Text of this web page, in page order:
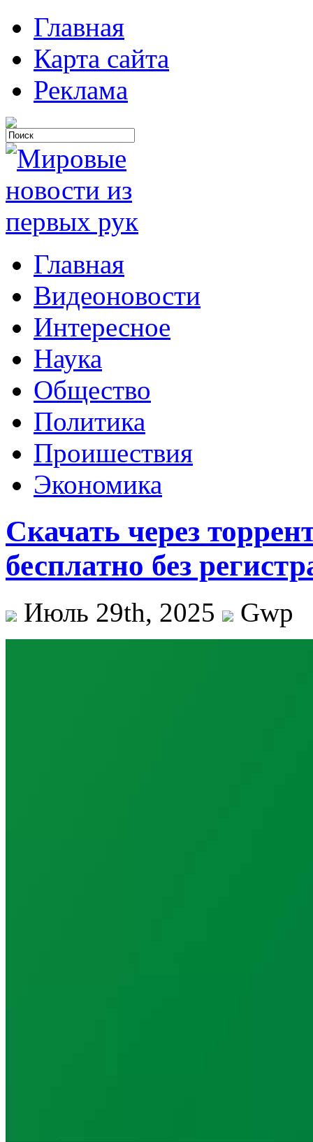
Главная
Карта сайта
Реклама
Главная
Видеоновости
Интересное
Наука
Общество
Политика
Проишествия
Экономика
Скачать через
бесплатно без
Июль 29th, 2025 Gwp